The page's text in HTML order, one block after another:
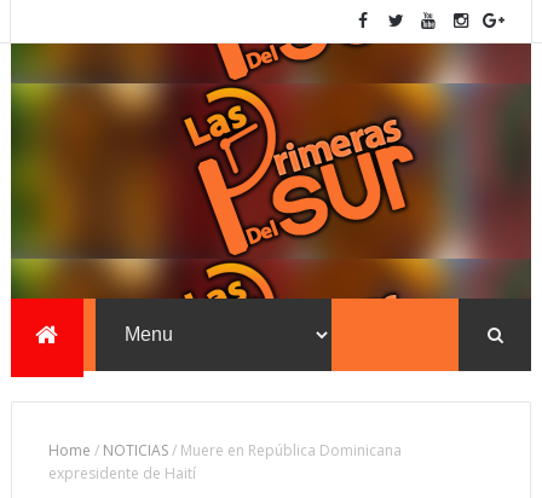
Home / NOTICIAS/ Muere en República Dominicana
expresidente de Haití